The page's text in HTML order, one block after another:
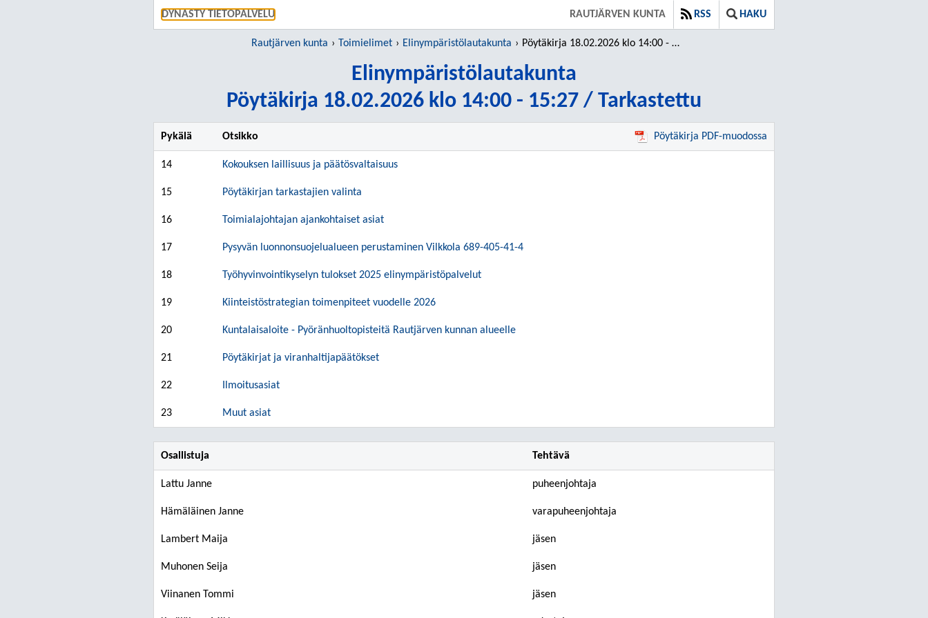
DYNASTY TIETOPALVELU RAUTJÄRVEN KUNTA RSS HAKU
Rautjärven kunta Toimielimet Elinympäristölautakunta Pöytäkirja 18.02.2026 klo 14:00 - 15:27 / Tarkastettu
Elinympäristölautakunta
Pöytäkirja 18.02.2026 klo 14:00 - 15:27 / Tarkastettu
Pykälä Otsikko Pöytäkirja PDF-muodossa
14 Kokouksen laillisuus ja päätösvaltaisuus
15 Pöytäkirjan tarkastajien valinta
16 Toimialajohtajan ajankohtaiset asiat
17 Pysyvän luonnonsuojelualueen perustaminen Vilkkola 689-405-41-4
18 Työhyvinvointikyselyn tulokset 2025 elinympäristöpalvelut
19 Kiinteistöstrategian toimenpiteet vuodelle 2026
20 Kuntalaisaloite - Pyöränhuoltopisteitä Rautjärven kunnan alueelle
21 Pöytäkirjat ja viranhaltijapäätökset
22 Ilmoitusasiat
23 Muut asiat
Osallistuja Tehtävä
Lattu Janne puheenjohtaja
Hämäläinen Janne varapuheenjohtaja
Lambert Maija jäsen
Muhonen Seija jäsen
Viinanen Tommi jäsen